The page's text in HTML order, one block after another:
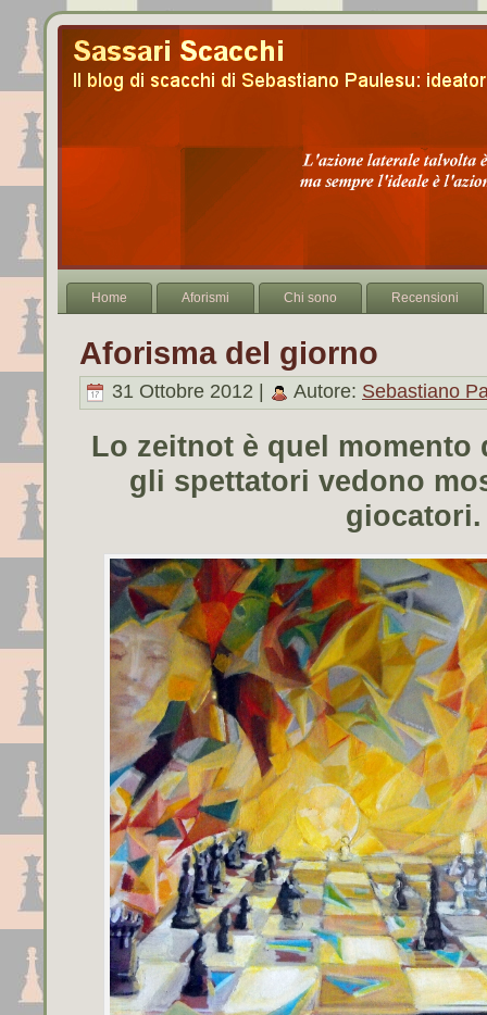
Home Aforismi Chi sono Recensioni
Aforisma del giorno
31 Ottobre 2012 | Autore: Sebastiano
Lo zeitnot è quel
gli spettatori vedono
giocatori.